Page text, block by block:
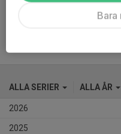
Ålder
14 år
ALLA SERIER ALLA ÅR
2026
2025
Bara